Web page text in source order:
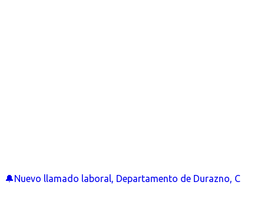
🔔Nuevo llamado laboral, Departamento de Durazno, C